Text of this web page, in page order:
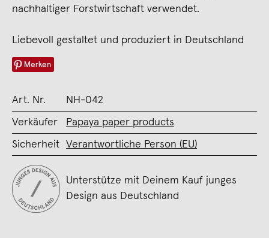
nachhaltiger Forstwirtschaft verwendet.
Liebevoll gestaltet und produziert in Deutschland
Merken
Art. Nr. NH-042
Verkäufer Papaya paper products
Sicherheit Verantwortliche Person (EU)
Unterstütze mit Deinem Kauf junges
Design aus Deutschland